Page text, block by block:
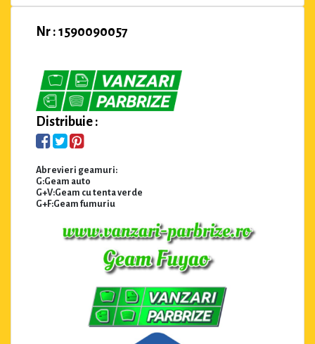
Nr : 1590090057
Distribuie :
Abrevieri geamuri:
G:Geam auto
G+V:Geam cu tenta verde
G+F:Geam fumuriu